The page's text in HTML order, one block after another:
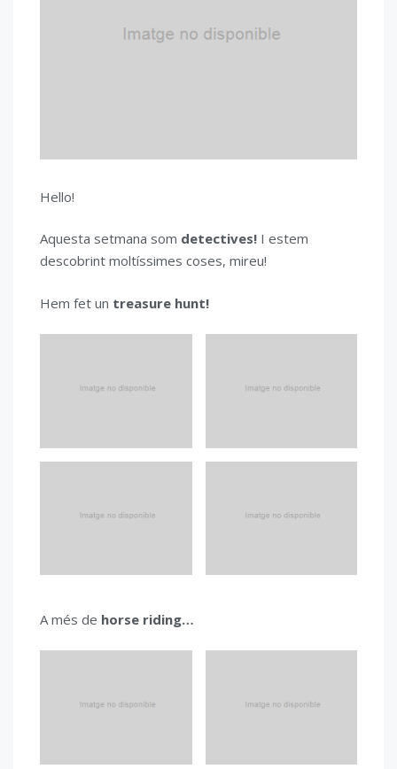
Hello!
Aquesta setmana som detectives! I estem
descobrint moltíssimes coses, mireu!
Hem fet un treasure hunt!
A més de horse riding…